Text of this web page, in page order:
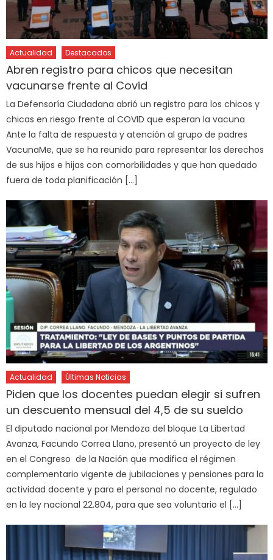
Actualidad Destacados
Abren registro para chicos que necesitan
vacunarse frente al Covid
La Defensoría Ciudadana abrió un registro para los chicos y
chicas en riesgo frente al COVID que esperan la vacuna
Ante la falta de respuesta y atención al grupo de padres
VacunaMe, que se ha reunido para representar los derechos
de sus hijos e hijas con comorbilidades y que han quedado
fuera de toda planificación […]
Actualidad Últimas Noticias
Piden que los docentes puedan elegir si sufren
un descuento mensual del 4,5 de su sueldo
El diputado nacional por Mendoza del bloque La Libertad
Avanza, Facundo Correa Llano, presentó un proyecto de ley
en el Congreso de la Nación que modifica el régimen
complementario vigente de jubilaciones y pensiones para la
actividad docente y para el personal no docente, regulado
en la ley nacional 22.804, para que sea voluntario el […]